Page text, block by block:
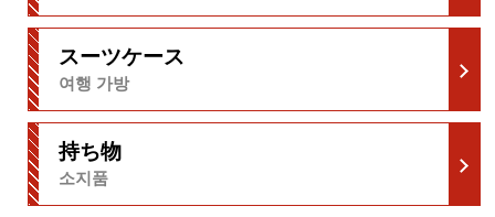
スーツケース
여행 가방
持ち物
소지품